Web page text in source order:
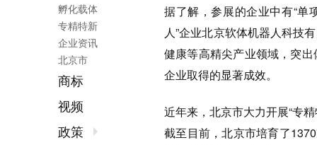
据了解，参展的企业中有“单
人”企业北京软体机器人科技
健康等高精尖产业领域，突
企业取得的显著成效。
近年来，北京市大力开展“专
截至目前，北京市培育了
孵化载体
专精特新
企业资讯
北京市
商标
视频
政策